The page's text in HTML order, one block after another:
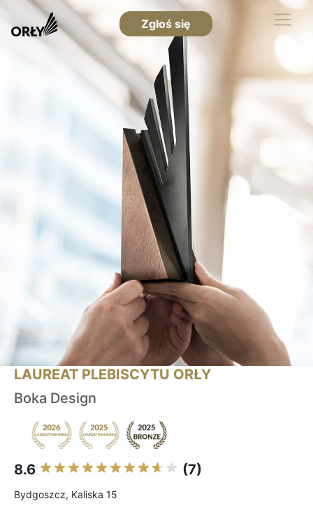
Zgłoś się
LAUREAT PLEBISCYTU ORŁY
Boka Design
8.6 (7)
Bydgoszcz, Kaliska 15